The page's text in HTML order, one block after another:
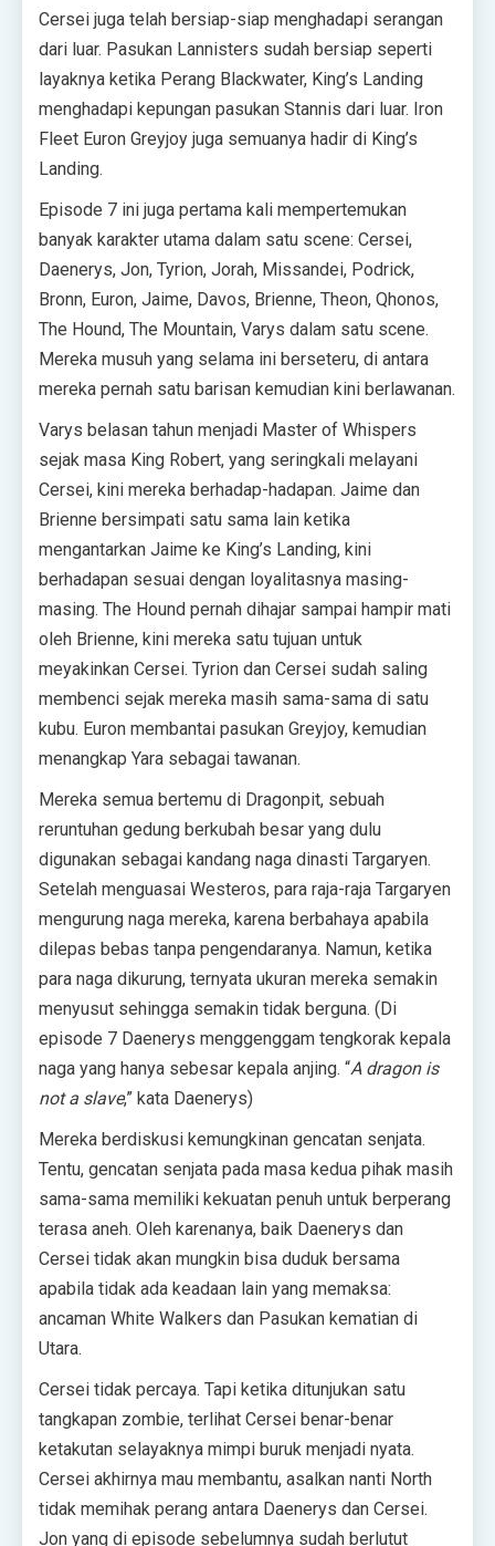
Cersei juga telah bersiap-siap menghadapi serangan
dari luar. Pasukan Lannisters sudah bersiap seperti
layaknya ketika Perang Blackwater, King’s Landing
menghadapi kepungan pasukan Stannis dari luar. Iron
Fleet Euron Greyjoy juga semuanya hadir di King’s
Landing.
Episode 7 ini juga pertama kali mempertemukan
banyak karakter utama dalam satu scene: Cersei,
Daenerys, Jon, Tyrion, Jorah, Missandei, Podrick,
Bronn, Euron, Jaime, Davos, Brienne, Theon, Qhonos,
The Hound, The Mountain, Varys dalam satu scene.
Mereka musuh yang selama ini berseteru, di antara
mereka pernah satu barisan kemudian kini berlawanan.
Varys belasan tahun menjadi Master of Whispers
sejak masa King Robert, yang seringkali melayani
Cersei, kini mereka berhadap-hadapan. Jaime dan
Brienne bersimpati satu sama lain ketika
mengantarkan Jaime ke King’s Landing, kini
berhadapan sesuai dengan loyalitasnya masing-
masing. The Hound pernah dihajar sampai hampir mati
oleh Brienne, kini mereka satu tujuan untuk
meyakinkan Cersei. Tyrion dan Cersei sudah saling
membenci sejak mereka masih sama-sama di satu
kubu. Euron membantai pasukan Greyjoy, kemudian
menangkap Yara sebagai tawanan.
Mereka semua bertemu di Dragonpit, sebuah
reruntuhan gedung berkubah besar yang dulu
digunakan sebagai kandang naga dinasti Targaryen.
Setelah menguasai Westeros, para raja-raja Targaryen
mengurung naga mereka, karena berbahaya apabila
dilepas bebas tanpa pengendaranya. Namun, ketika
para naga dikurung, ternyata ukuran mereka semakin
menyusut sehingga semakin tidak berguna. (Di
episode 7 Daenerys menggenggam tengkorak kepala
naga yang hanya sebesar kepala anjing. “A dragon is
not a slave,” kata Daenerys)
Mereka berdiskusi kemungkinan gencatan senjata.
Tentu, gencatan senjata pada masa kedua pihak masih
sama-sama memiliki kekuatan penuh untuk berperang
terasa aneh. Oleh karenanya, baik Daenerys dan
Cersei tidak akan mungkin bisa duduk bersama
apabila tidak ada keadaan lain yang memaksa:
ancaman White Walkers dan Pasukan kematian di
Utara.
Cersei tidak percaya. Tapi ketika ditunjukan satu
tangkapan zombie, terlihat Cersei benar-benar
ketakutan selayaknya mimpi buruk menjadi nyata.
Cersei akhirnya mau membantu, asalkan nanti North
tidak memihak perang antara Daenerys dan Cersei.
Jon yang di episode sebelumnya sudah berlutut